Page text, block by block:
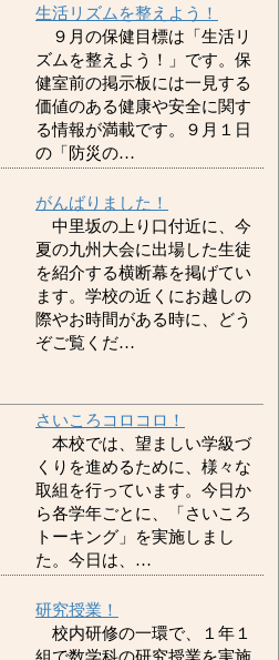
生活リズムを整えよう！
９月の保健目標は「生活リ
ズムを整えよう！」です。保
健室前の掲示板には一見する
価値のある健康や安全に関す
る情報が満載です。９月１日
の「防災の…
がんばりました！
中里坂の上り口付近に、今
夏の九州大会に出場した生徒
を紹介する横断幕を掲げてい
ます。学校の近くにお越しの
際やお時間がある時に、どう
ぞご覧くだ…
さいころコロコロ！
本校では、望ましい学級づ
くりを進めるために、様々な
取組を行っています。今日か
ら各学年ごとに、「さいころ
トーキング」を実施しまし
た。今日は、…
研究授業！
校内研修の一環で、１年１
組で数学科の研究授業を実施